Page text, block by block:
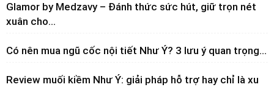
Glamor by Medzavy – Đánh thức sức hút, giữ trọn nét
xuân cho...
Có nên mua ngũ cốc nội tiết Như Ý? 3 lưu ý quan trọng...
Review muối kiềm Như Ý: giải pháp hỗ trợ hay chỉ là xu